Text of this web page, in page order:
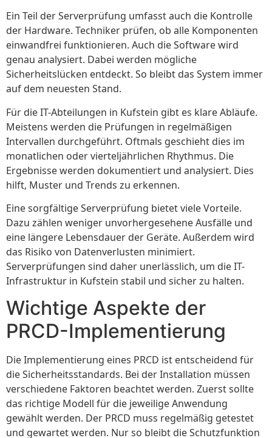
Ein Teil der Serverprüfung umfasst auch die Kontrolle
der Hardware. Techniker prüfen, ob alle Komponenten
einwandfrei funktionieren. Auch die Software wird
genau analysiert. Dabei werden mögliche
Sicherheitslücken entdeckt. So bleibt das System immer
auf dem neuesten Stand.
Für die IT-Abteilungen in Kufstein gibt es klare Abläufe.
Meistens werden die Prüfungen in regelmäßigen
Intervallen durchgeführt. Oftmals geschieht dies im
monatlichen oder vierteljährlichen Rhythmus. Die
Ergebnisse werden dokumentiert und analysiert. Dies
hilft, Muster und Trends zu erkennen.
Eine sorgfältige Serverprüfung bietet viele Vorteile.
Dazu zählen weniger unvorhergesehene Ausfälle und
eine längere Lebensdauer der Geräte. Außerdem wird
das Risiko von Datenverlusten minimiert.
Serverprüfungen sind daher unerlässlich, um die IT-
Infrastruktur in Kufstein stabil und sicher zu halten.
Wichtige Aspekte der
PRCD-Implementierung
Die Implementierung eines PRCD ist entscheidend für
die Sicherheitsstandards. Bei der Installation müssen
verschiedene Faktoren beachtet werden. Zuerst sollte
das richtige Modell für die jeweilige Anwendung
gewählt werden. Der PRCD muss regelmäßig getestet
und gewartet werden. Nur so bleibt die Schutzfunktion